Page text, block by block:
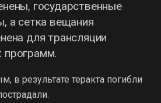
государственные
а сетка вещания
для трансляции
программ.
в результате теракта погибли